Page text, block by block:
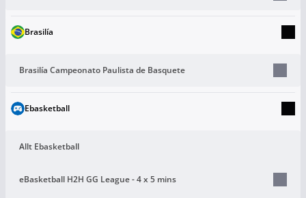
Brasilía
Brasilía Campeonato Paulista de Basquete
Ebasketball
Allt Ebasketball
eBasketball H2H GG League - 4 x 5 mins